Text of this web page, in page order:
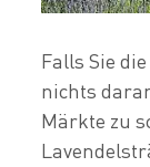
Falls Sie
nichts
Märkte zu